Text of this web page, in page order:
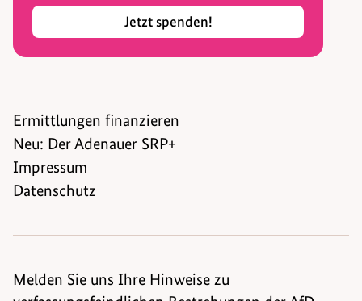
Jetzt spenden!
Ermittlungen finanzieren
Neu: Der Adenauer SRP+
Impressum
Datenschutz
Melden Sie uns Ihre Hinweise zu